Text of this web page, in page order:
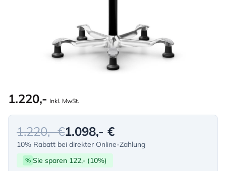
1.220,- Inkl. MwSt.
1.220,- €1.098,- €
10% Rabatt bei direkter Online-Zahlung
% Sie sparen 122,- (10%)